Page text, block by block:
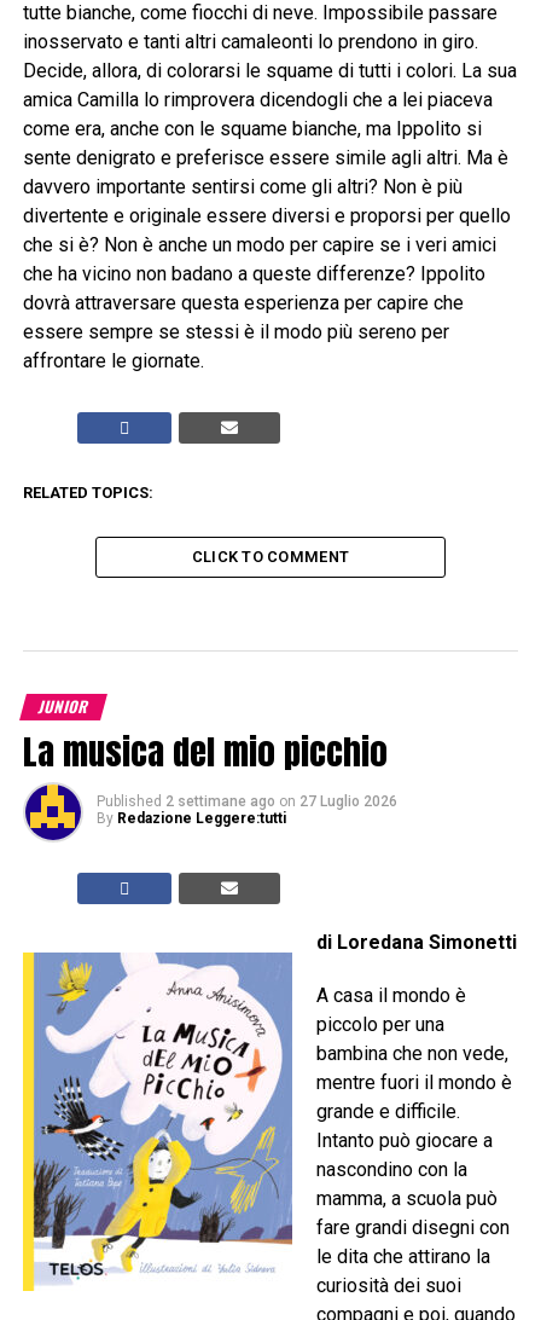
tutte bianche, come fiocchi di neve. Impossibile passare
inosservato e tanti altri camaleonti lo prendono in giro.
Decide, allora, di colorarsi le squame di tutti i colori. La sua
amica Camilla lo rimprovera dicendogli che a lei piaceva
come era, anche con le squame bianche, ma Ippolito si
sente denigrato e preferisce essere simile agli altri. Ma è
davvero importante sentirsi come gli altri? Non è più
divertente e originale essere diversi e proporsi per quello
che si è? Non è anche un modo per capire se i veri amici
che ha vicino non badano a queste differenze? Ippolito
dovrà attraversare questa esperienza per capire che
essere sempre se stessi è il modo più sereno per
affrontare le giornate.
RELATED TOPICS:
CLICK TO COMMENT
JUNIOR
La musica del mio picchio
Published 2 settimane ago on 27 Luglio 2026
By Redazione Leggere:tutti
di Loredana Simonetti
A casa il mondo è
piccolo per una
bambina che non vede,
mentre fuori il mondo è
grande e difficile.
Intanto può giocare a
nascondino con la
mamma, a scuola può
fare grandi disegni con
le dita che attirano la
curiosità dei suoi
compagni e poi, quando